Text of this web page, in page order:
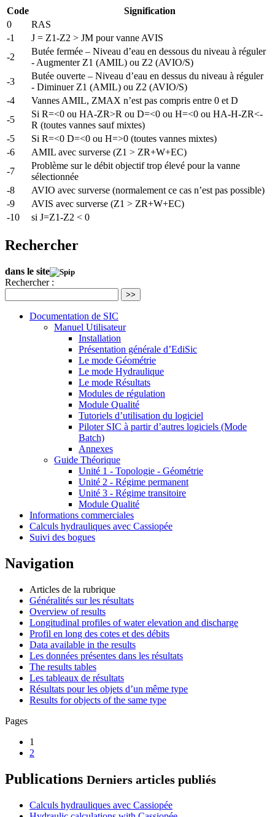
Code
Signification
0
RAS
-1
J = Z1-Z2 > JM pour vanne AVIS
-2
Butée fermée – Niveau d’eau en dessous du niveau à réguler
- Augmenter Z1 (AMIL) ou Z2 (AVIO/S)
-3
Butée ouverte – Niveau d’eau en dessus du niveau à réguler
- Diminuer Z1 (AMIL) ou Z2 (AVIO/S)
-4
Vannes AMIL, ZMAX n’est pas compris entre 0 et D
-5
Si R=<0 ou HA-ZR>R ou D=<0 ou H=<0 ou HA-H-ZR<-
R (toutes vannes sauf mixtes)
-5
Si R=<0 D=<0 ou H=>0 (toutes vannes mixtes)
-6
AMIL avec surverse (Z1 > ZR+W+EC)
-7
Problème sur le débit objectif trop élevé pour la vanne
sélectionnée
-8
AVIO avec surverse (normalement ce cas n’est pas possible)
-9
AVIS avec surverse (Z1 > ZR+W+EC)
-10
si J=Z1-Z2 < 0
Rechercher
dans le site
Rechercher :
>>
Documentation de SIC
Manuel Utilisateur
Installation
Présentation générale d’EdiSic
Le mode Géométrie
Le mode Hydraulique
Le mode Résultats
Modules de régulation
Module Qualité
Tutoriels d’utilisation du logiciel
Piloter SIC à partir d’autres logiciels (Mode
Batch)
Annexes
Guide Théorique
Unité 1 - Topologie - Géométrie
Unité 2 - Régime permanent
Unité 3 - Régime transitoire
Module Qualité
Informations commerciales
Calculs hydrauliques avec Cassiopée
Suivi des bogues
Navigation
Articles de la rubrique
Généralités sur les résultats
Overview of results
Longitudinal profiles of water elevation and discharge
Profil en long des cotes et des débits
Data available in the results
Les données présentes dans les résultats
The results tables
Les tableaux de résultats
Résultats pour les objets d’un même type
Results for objects of the same type
Pages
1
2
Publications Derniers articles publiés
Calculs hydrauliques avec Cassiopée